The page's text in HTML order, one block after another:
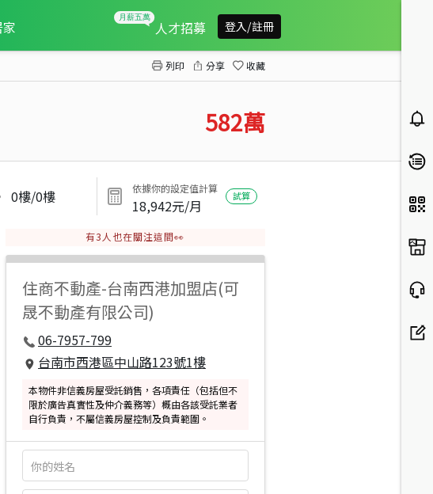
人才招募 登入/註冊
列印 分享 收藏
582萬
0樓/0樓 依據你的設定值計算
18,942元/月
試算
有3 人也在關注這間👀
住商不動產-台南西港加盟店(可
晟不動產有限公司)
06-7957-799
台南市西港區中山路123號1樓
本物件非信義房屋受託銷售，各項責任（包括但不
限於廣告真實性及仲介義務等）概由各該受託業者
自行負責，不屬信義房屋控制及負責範圍。